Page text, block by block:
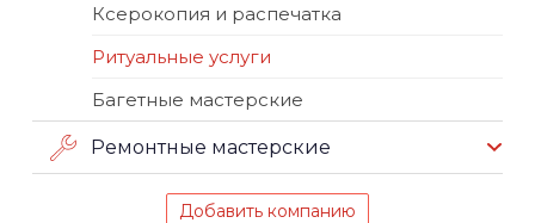
Ксерокопия и распечатка
Ритуальные услуги
Багетные мастерские
Ремонтные мастерские
Добавить компанию